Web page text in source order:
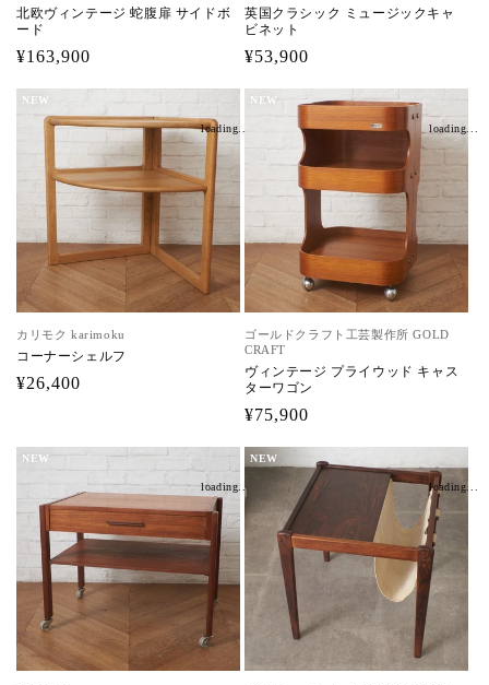
北欧ヴィンテージ 蛇腹扉 サイドボ
ード
通
価
¥163,900
英国クラシック ミュージックキャ
ビネット
通
価
¥53,900
NEW
カリモク karimoku
コーナーシェルフ
通
格
¥26,400
loading...
NEW
ゴールドクラフト工芸製作所 GOLD
CRAFT
ヴィンテージ プライウッド キャス
ターワゴン
通
価
格
¥75,900
loading...
NEW
loading...
NEW
loading...